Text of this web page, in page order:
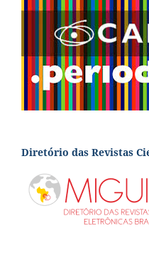
Diretório das Revistas